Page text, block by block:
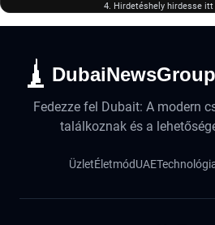
4. Hirdetéshely hirdesse
DubaiNewsGroup
Fedezze fel Dubait: A modern
találkoznak és a
ÜzletÉletmódUAE